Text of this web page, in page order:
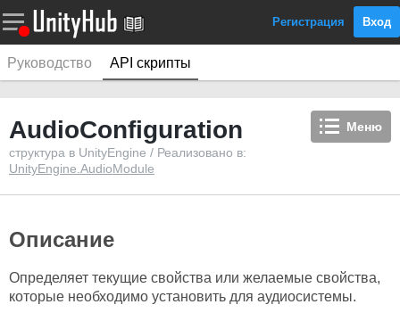
Регистрация Вход
Руководство API скрипты
Меню
AudioConfiguration
структура в UnityEngine / Реализовано в:
UnityEngine.AudioModule
Описание
Определяет текущие свойства или желаемые свойства,
которые необходимо установить для аудиосистемы.